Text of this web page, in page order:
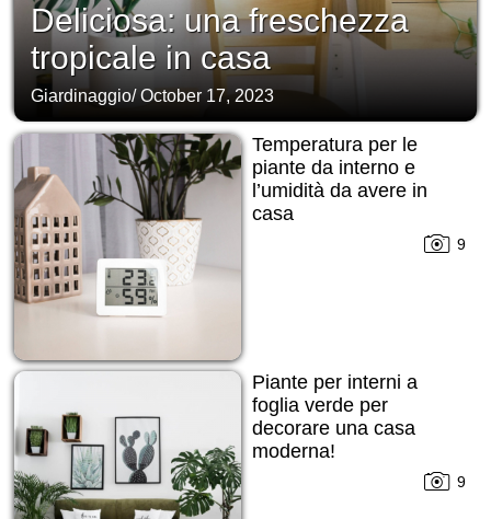
Deliciosa: una freschezza
tropicale in casa
Giardinaggio/October 17, 2023
Temperatura per le
piante da interno e
l’umidità da avere in
casa
9
Piante per interni a
foglia verde per
decorare una casa
moderna!
9